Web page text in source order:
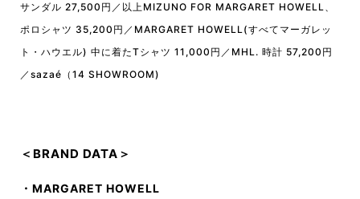
サンダル 27,500円／以上MIZUNO FOR MARGARET HOWELL、
ポロシャツ 35,200円／MARGARET HOWELL(すべてマーガレッ
ト・ハウエル) 中に着たTシャツ 11,000円／MHL. 時計 57,200円
／sazaé（14 SHOWROOM)
＜BRAND DATA＞
・MARGARET HOWELL